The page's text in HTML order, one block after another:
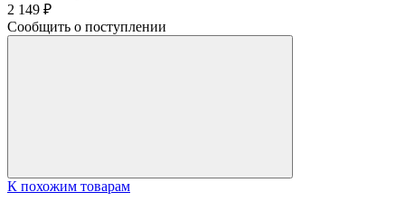
2 149 ₽
Сообщить о поступлении
К похожим товарам